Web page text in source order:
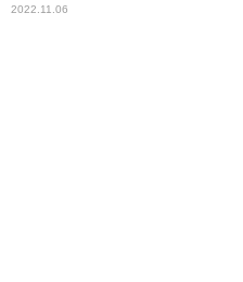
ュー ～日ハム・宇佐見真吾
2022.11.06